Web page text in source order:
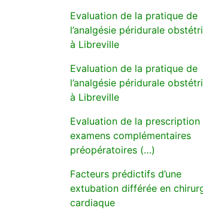
Evaluation de la pratique de
l’analgésie péridurale
à Libreville
Evaluation de la pratique de
l’analgésie péridurale
à Libreville
Evaluation de la prescription
examens complémentaires
préopératoires (…)
Facteurs prédictifs d’une
extubation différée en
cardiaque